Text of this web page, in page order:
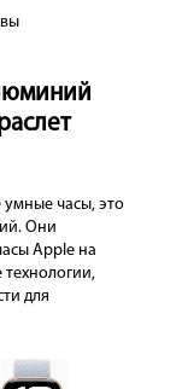
часы, это
Они
Apple на
технологии,
для